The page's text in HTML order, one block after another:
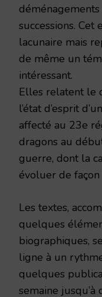
successions. Cet
lacunaire mais
de même un
intéressant.
Elles relatent le
l’état d’esprit
affecté au 23e
dragons au
guerre, dont la
évoluer de
Les textes,
quelques
biographiques,
ligne à un
quelques
semaine jusqu’à